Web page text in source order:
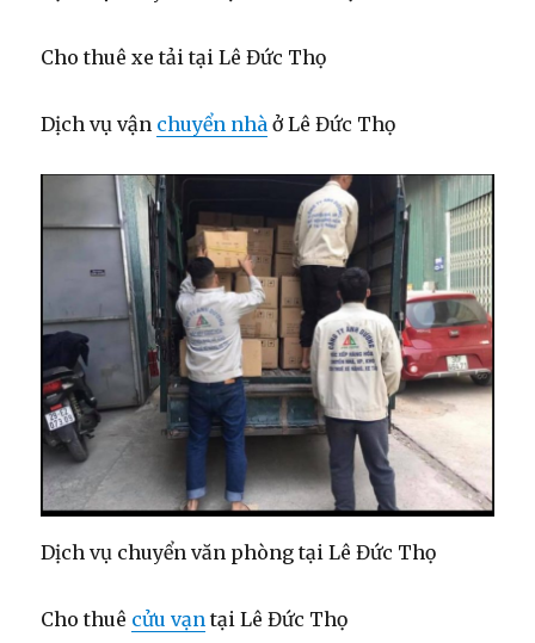
Cho thuê xe tải tại Lê Đức Thọ
Dịch vụ vận chuyển nhà ở Lê Đức Thọ
Dịch vụ chuyển văn phòng tại Lê Đức Thọ
Cho thuê cửu vạn tại Lê Đức Thọ